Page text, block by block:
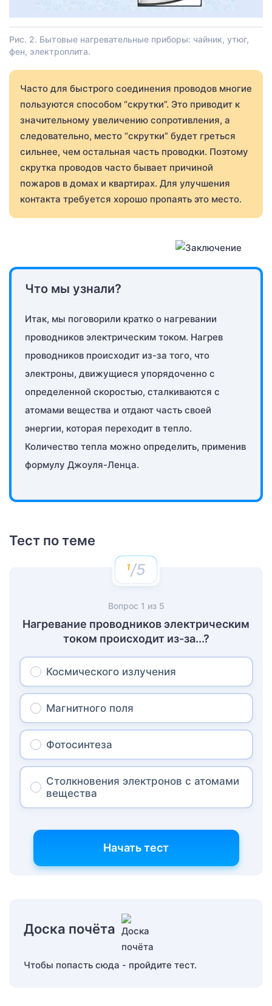
Рис. 2. Бытовые нагревательные приборы: чайник, утюг,
фен, электроплита.
Часто для быстрого соединения проводов многие
пользуются способом “скрутки”. Это приводит к
значительному увеличению сопротивления, а
следовательно, место “скрутки” будет греться
сильнее, чем остальная часть проводки. Поэтому
скрутка проводов часто бывает причиной
пожаров в домах и квартирах. Для улучшения
контакта требуется хорошо пропаять это место.
Что мы узнали?
Итак, мы поговорили кратко о нагревании
проводников электрическим током. Нагрев
проводников происходит из-за того, что
электроны, движущиеся упорядоченно с
определенной скоростью, сталкиваются с
атомами вещества и отдают часть своей
энергии, которая переходит в тепло.
Количество тепла можно определить, применив
формулу Джоуля-Ленца.
Тест по теме
/5
Вопрос 1 из 5
Нагревание проводников электрическим
током происходит из-за...?
Космического излучения
Магнитного поля
Фотосинтеза
Столкновения электронов с атомами
вещества
Начать тест
Доска почёта
Чтобы попасть сюда - пройдите тест.